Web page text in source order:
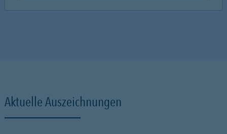
Aktuelle Auszeichnungen